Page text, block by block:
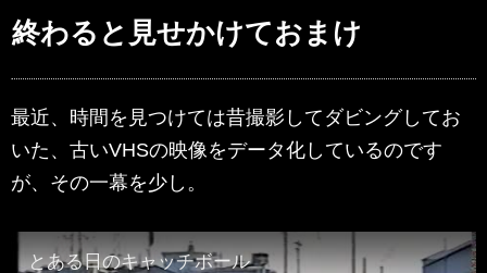
終わると見せかけておまけ
最近、時間を見つけては昔撮影してダビングしてお
いた、古いVHSの映像をデータ化しているのです
が、その一幕を少し。
とある日のキャッチボール